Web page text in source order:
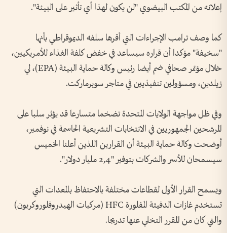
إعلانه من المكتب البيضوي "لن يكون لهذا أي تأثير على البيئة".
كما وصف ترامب الإجراءات التي أقرها سلفه الديموقراطي بأنها
"سخيفة" مؤكدا أن قراره سيساعد في خفض كلفة الغذاء للأمريكيين،
خلال مؤتمر صحافي ضم أيضا رئيس وكالة حماية البيئة (EPA)، لي
زيلدين، ومسؤولين تنفيذيين في متاجر سوبرماركت.
وفي ظل مواجهة الولايات المتحدة تضخما متسارعا قد يؤثر سلبا على
المرشحين الجمهوريين في الانتخابات التشريعية الحاسمة في نوفمبر،
أوضحت وكالة حماية البيئة أن القرارين اللذين أعلنا الخميس
سيسمحان للأسر والشركات بتوفير "2,4 مليار دولار".
ويسمح القرار الأول لقطاعات مختلفة بالاحتفاظ بالمعدات التي
تستخدم غازات الدفيئة المفلورة HFC (مركبات الهيدروفلوروكربون)
والتي كان من المقرر التخلي عنها تدريجا.